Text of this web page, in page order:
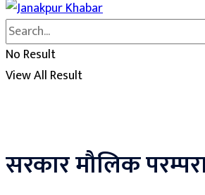
No Result
View All Result
सरकार मौलिक